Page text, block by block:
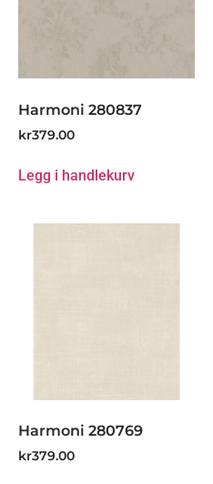
Harmoni 280837
kr379.00
Legg i handlekurv
Harmoni 280769
kr379.00